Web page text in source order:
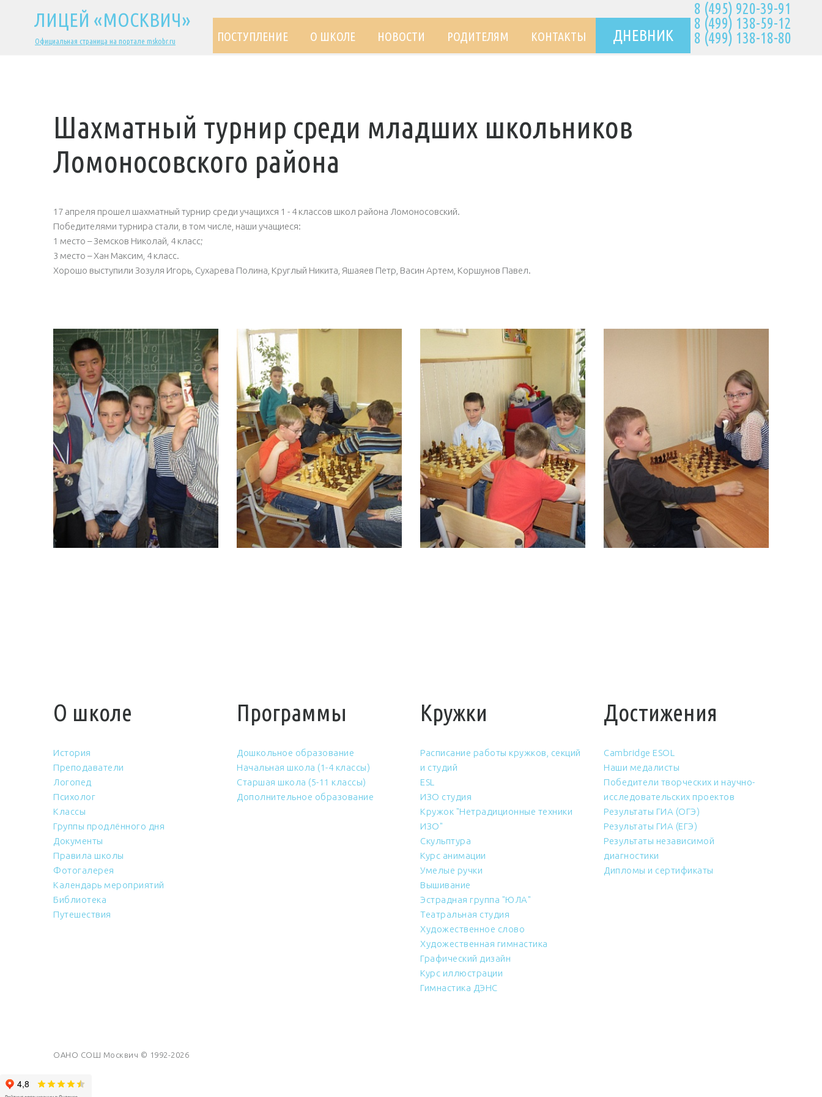
8 (495) 920-39-91
8 (499) 138-59-12
8 (499) 138-18-80
ЛИЦЕЙ «МОСКВИЧ»
Официальная страница на портале mskobr.ru ПОСТУПЛЕНИЕ О ШКОЛЕ НОВОСТИ РОДИТЕЛЯМ КОНТАКТЫ ДНЕВНИК
Шахматный турнир среди младших школьников
Ломоносовского района
17 апреля прошел шахматный турнир среди учащихся 1 - 4 классов школ района Ломоносовский.
Победителями турнира стали, в том числе, наши учащиеся:
1 место – Земсков Николай, 4 класс;
3 место – Хан Максим, 4 класс.
Хорошо выступили Зозуля Игорь, Сухарева Полина, Круглый Никита, Яшаяев Петр, Васин Артем, Коршунов Павел.
О школе
История
Преподаватели
Логопед
Психолог
Классы
Группы продлённого дня
Документы
Правила школы
Фотогалерея
Календарь мероприятий
Библиотека
Путешествия
Программы
Дошкольное образование
Начальная школа (1-4 классы)
Старшая школа (5-11 классы)
Дополнительное образование
Кружки
Расписание работы кружков, секций
и студий
ESL
ИЗО студия
Кружок "Нетрадиционные техники
ИЗО"
Скульптура
Курс анимации
Умелые ручки
Вышивание
Эстрадная группа "ЮЛА"
Театральная студия
Художественное слово
Художественная гимнастика
Графический дизайн
Курс иллюстрации
Гимнастика ДЭНС
Достижения
Cambridge ESOL
Наши медалисты
Победители творческих и научно-
исследовательских проектов
Результаты ГИА (ОГЭ)
Результаты ГИА (ЕГЭ)
Результаты независимой
диагностики
Дипломы и сертификаты
ОАНО СОШ Москвич © 1992-2026